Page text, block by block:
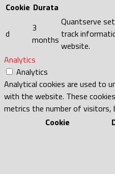
Cookie Durata
d
3
months
Quantserve
track
website.
Analytics
Analytics
Analytical cookies are used to
with the website. These
metrics the number of visitors,
Cookie